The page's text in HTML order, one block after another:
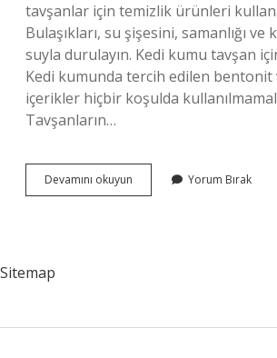
tavşanlar için temizlik ürünleri
Bulaşıkları, su şişesini, samanlığı ve
suyla durulayın. Kedi kumu tavşan
Kedi kumunda tercih edilen bentonit
içerikler hiçbir koşulda
Tavşanların…
Devamını okuyun
Tuvalet
Yorum Bırak
Sitemap